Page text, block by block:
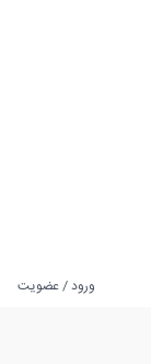
ورود / عضویت